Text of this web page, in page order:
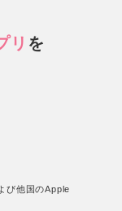
リ を
び他国のApple